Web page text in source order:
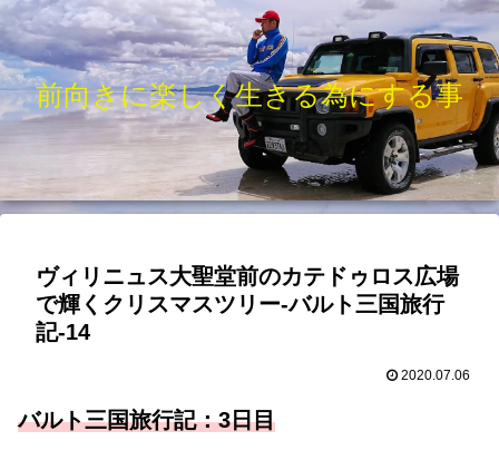
前向きに楽しく生きる為にする事
ヴィリニュス大聖堂前のカテドゥロス広場
で輝くクリスマスツリー-バルト三国旅行
記-14
2020.07.06
バルト三国旅行記：3日目